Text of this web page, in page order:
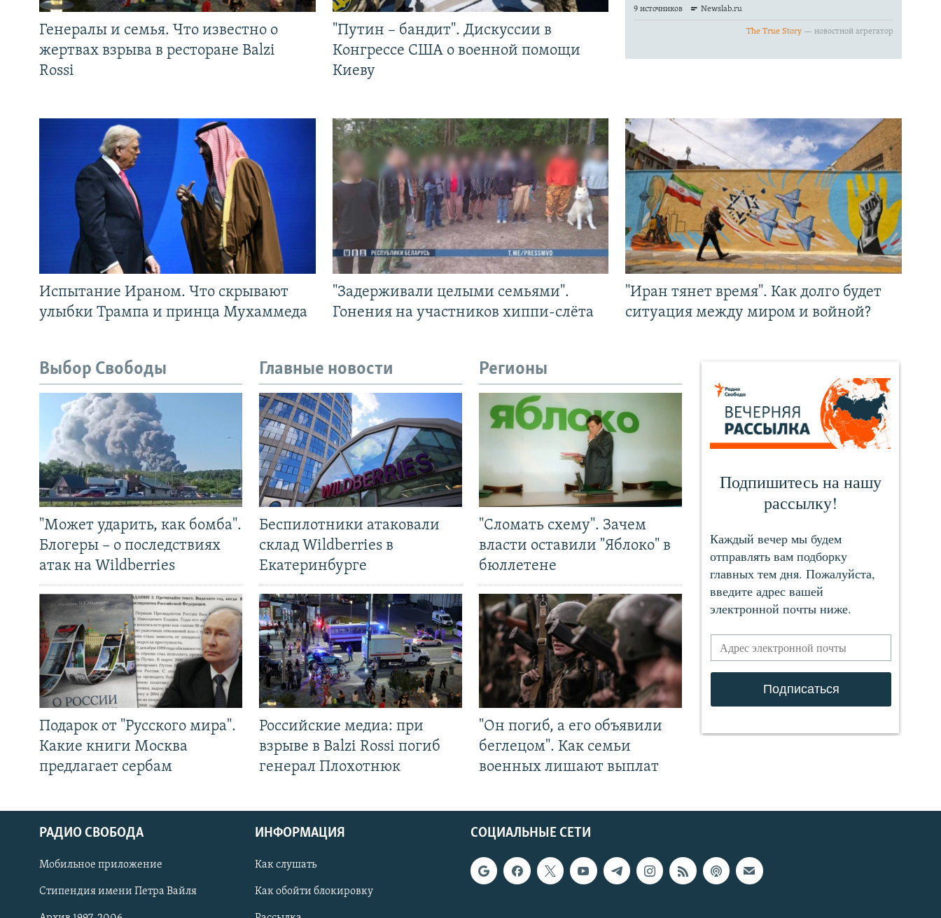
СОЦИАЛЬНЫЕ СЕТИ
Генералы и семья. Что известно о
жертвах взрыва в ресторане Balzi
Rossi
"Путин – бандит". Дискуссии в
Конгрессе США о военной помощи
Киеву
Испытание Ираном. Что скрывают
улыбки Трампа и принца Мухаммеда
"Задерживали целыми семьями".
Гонения на участников хиппи-слёта
"Иран тянет время". Как долго будет
ситуация между миром и войной?
Выбор Свободы
"Может ударить, как бомба".
Блогеры – о последствиях
атак на Wildberries
Подарок от "Русского мира".
Какие книги Москва
предлагает сербам
Главные новости
Беспилотники атаковали
склад Wildberries в
Екатеринбурге
Российские медиа: при
взрыве в Balzi Rossi погиб
генерал Плохотнюк
Регионы
"Сломать схему". Зачем
власти оставили "Яблоко" в
бюллетене
"Он погиб, а его объявили
беглецом". Как семьи
военных лишают выплат
СОЦИАЛЬНЫЕ СЕТИ
РАДИО СВОБОДА
Мобильное приложение
Стипендия имени Петра Вайля
ИНФОРМАЦИЯ
Как слушать
Как обойти блокировку